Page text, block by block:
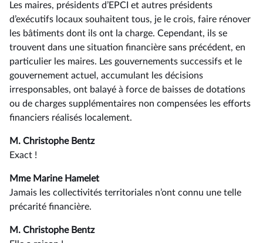
Les maires, présidents d’EPCI et autres présidents
d’exécutifs locaux souhaitent tous, je le crois, faire rénover
les bâtiments dont ils ont la charge. Cependant, ils se
trouvent dans une situation financière sans précédent, en
particulier les maires. Les gouvernements successifs et le
gouvernement actuel, accumulant les décisions
irresponsables, ont balayé à force de baisses de dotations
ou de charges supplémentaires non compensées les efforts
financiers réalisés localement.
M. Christophe Bentz
Exact !
Mme Marine Hamelet
Jamais les collectivités territoriales n’ont connu une telle
précarité financière.
M. Christophe Bentz